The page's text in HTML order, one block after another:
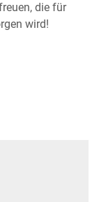
die für
wird!